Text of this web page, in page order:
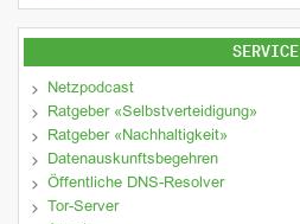
SERVICE
Netzpodcast
Ratgeber «Selbstverteidigung»
Ratgeber «Nachhaltigkeit»
Datenauskunftsbegehren
Öffentliche DNS-Resolver
Tor-Server